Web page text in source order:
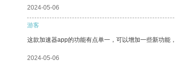
2024-05-06
游客
这款加速器app的功能有点单一，可以增加一些新功能
2024-05-06